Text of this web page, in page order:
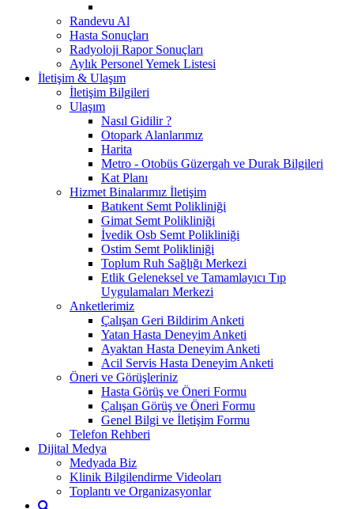
Randevu Al
Hasta Sonuçları
Radyoloji Rapor Sonuçları
Aylık Personel Yemek Listesi
İletişim & Ulaşım
İletişim Bilgileri
Ulaşım
Nasıl Gidilir ?
Otopark Alanlarımız
Harita
Metro - Otobüs Güzergah ve Durak Bilgileri
Kat Planı
Hizmet Binalarımız İletişim
Batıkent Semt Polikliniği
Gimat Semt Polikliniği
İvedik Osb Semt Polikliniği
Ostim Semt Polikliniği
Toplum Ruh Sağlığı Merkezi
Etlik Geleneksel ve Tamamlayıcı Tıp
Uygulamaları Merkezi
Anketlerimiz
Çalışan Geri Bildirim Anketi
Yatan Hasta Deneyim Anketi
Ayaktan Hasta Deneyim Anketi
Acil Servis Hasta Deneyim Anketi
Öneri ve Görüşleriniz
Hasta Görüş ve Öneri Formu
Çalışan Görüş ve Öneri Formu
Genel Bilgi ve İletişim Formu
Telefon Rehberi
Dijital Medya
Medyada Biz
Klinik Bilgilendirme Videoları
Toplantı ve Organizasyonlar